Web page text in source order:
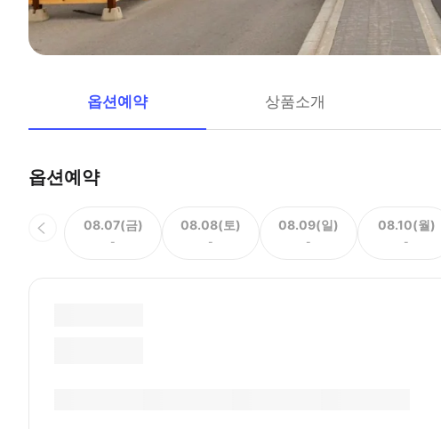
옵션예약 상품소개
옵션예약
08.07(금)
-
08.08(토)
-
08.09(일)
-
08.10(월)
-